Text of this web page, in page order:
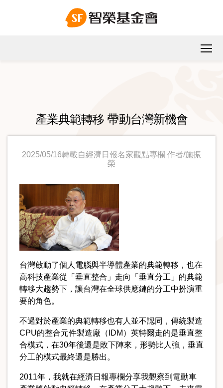
產業典範轉移 帶動台灣新機會
2025/05/16轉載自經濟日報名家觀點專欄 作者/施振
榮
台灣啟動了個人電腦與半導體產業的典範轉移，也在
高科技產業從「垂直整合」走向「垂直分工」的典範
轉移大趨勢下，讓台灣在全球供應鏈的分工中扮演重
要的角色。
不過對於產業的典範轉移也有人並不認同，傳統製造
CPU的整合元件製造廠（IDM）英特爾走的是垂直整
合模式，在30年後還是敗下陣來，形勢比人強，垂直
分工的模式最終還是勝出。
2011年，我就在經濟日報專欄分享我觀察到電動車